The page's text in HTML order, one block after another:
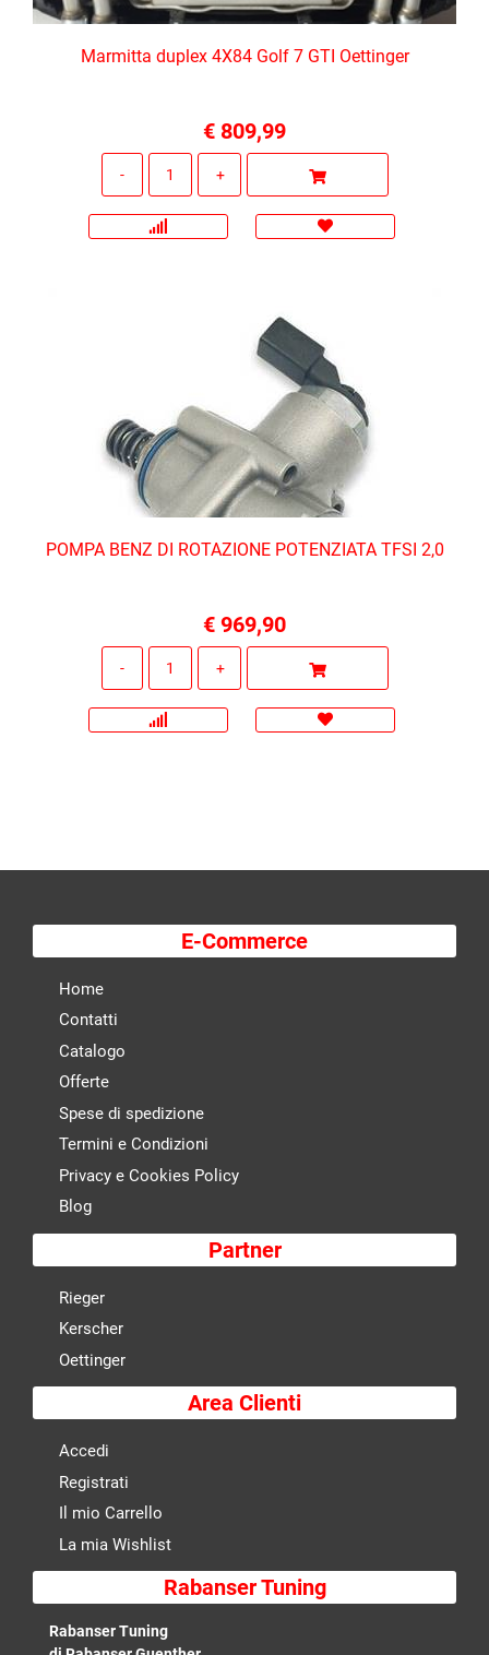
Marmitta duplex 4X84 Golf 7 GTI Oettinger
€ 809,99
POMPA BENZ DI ROTAZIONE POTENZIATA TFSI 2,0
€ 969,90
E-Commerce
Home
Contatti
Catalogo
Offerte
Spese di spedizione
Termini e Condizioni
Privacy e Cookies Policy
Blog
Partner
Rieger
Kerscher
Oettinger
Area Clienti
Accedi
Registrati
Il mio Carrello
La mia Wishlist
Rabanser Tuning
Rabanser Tuning